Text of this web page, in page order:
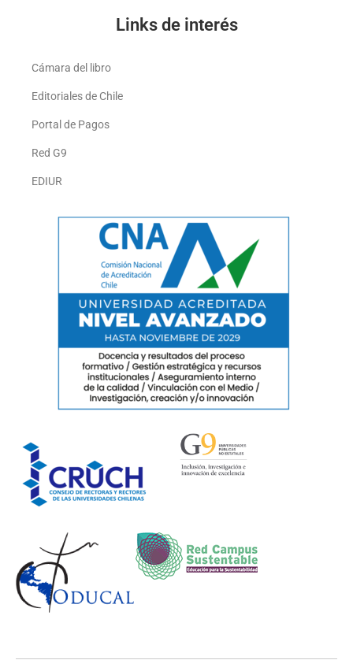
Links de interés
Cámara del libro
Editoriales de Chile
Portal de Pagos
Red G9
EDIUR